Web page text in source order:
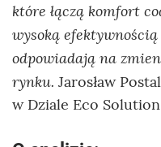
które łączą komfort
wysoką
odpowiadają na
rynku. Jarosław
w Dziale Eco